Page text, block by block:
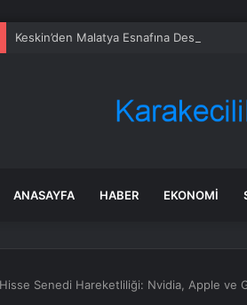
Keskin’den Malatya Esnafına Destek Çağrısı
ANASAYFA HABER EKONOMI
Senedi Hareketliliği: Nvidia, Apple ve